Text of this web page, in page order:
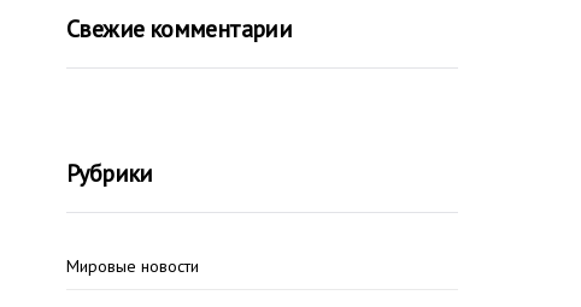
Свежие комментарии
Рубрики
Мировые новости